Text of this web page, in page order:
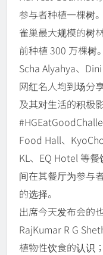
参与者种植一棵树
雀巢最大规模的树
前种植 300 万棵树。
Scha Alyahya、
网红名人均到场分
及其对生活的积极
Food Hall、
KL、EQ Hotel 等
间在其餐厅为参与
的选择。
出席今天发布会的
RajKumar R G
植物性饮食的认识